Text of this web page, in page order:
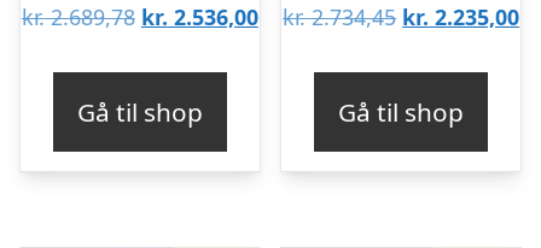
kr.2.689,78 Den
var:
kr. 2.689,78.
kr. 2.536,00Den
kr. 2.536,00.
Gå til shop
kr.2.734,45 Den
var:
kr. 2.734,45.
kr. 2.235,00
Gå til shop